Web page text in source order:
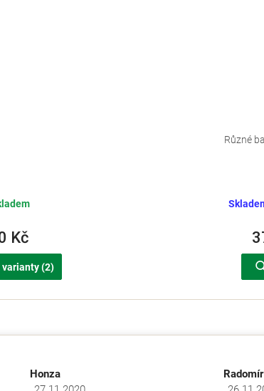
Kč
varianty (2)
Různé
v
Honza Radomír